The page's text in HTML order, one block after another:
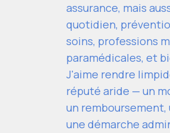
assurance, mais
quotidien,
soins, professions
paramédicales, et
J'aime rendre
réputé aride — un
un remboursement,
une démarche